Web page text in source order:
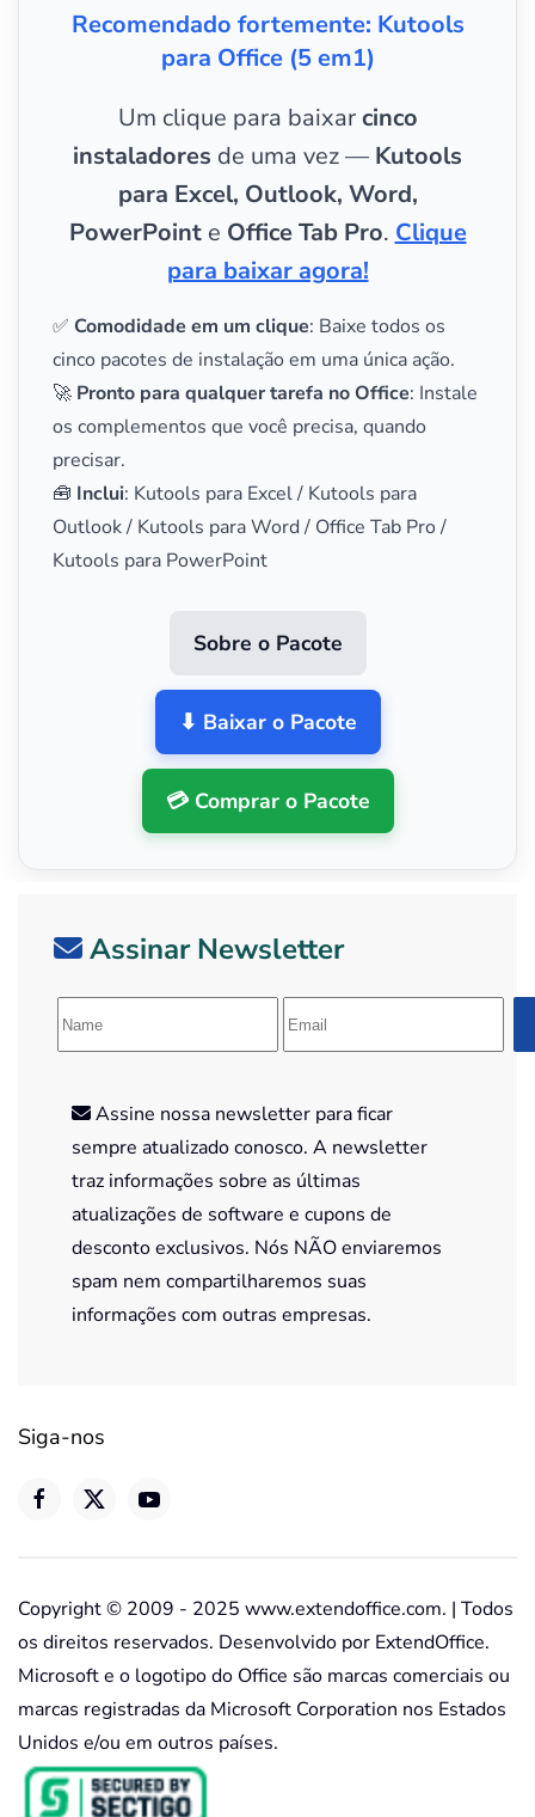
Recomendado fortemente: Kutools
para Office (5 em1)
Um clique para baixarcinco
instaladores de uma vez — Kutools
para Excel, Outlook, Word,
PowerPointe Office Tab Pro.Clique
para baixar agora!
✅ Comodidade em um clique: Baixe todos os
cinco pacotes de instalação em uma única ação.
🚀 Pronto para qualquer tarefa no Office: Instale
os complementos que você precisa, quando
precisar.
🧰 Inclui: Kutools para Excel / Kutools para
Outlook / Kutools para Word / Office Tab Pro /
Kutools para PowerPoint
Sobre o Pacote
⬇ Baixar o Pacote
💳 Comprar o Pacote
Assinar Newsletter
Assine nossa newsletter para ficar
sempre atualizado conosco. A newsletter
traz informações sobre as últimas
atualizações de software e cupons de
desconto exclusivos. Nós NÃO enviaremos
spam nem compartilharemos suas
informações com outras empresas.
Siga-nos
Copyright © 2009 - 2025 www.extendoffice.com. | Todos
os direitos reservados. Desenvolvido por ExtendOffice.
Microsoft e o logotipo do Office são marcas comerciais ou
marcas registradas da Microsoft Corporation nos Estados
Unidos e/ou em outros países.